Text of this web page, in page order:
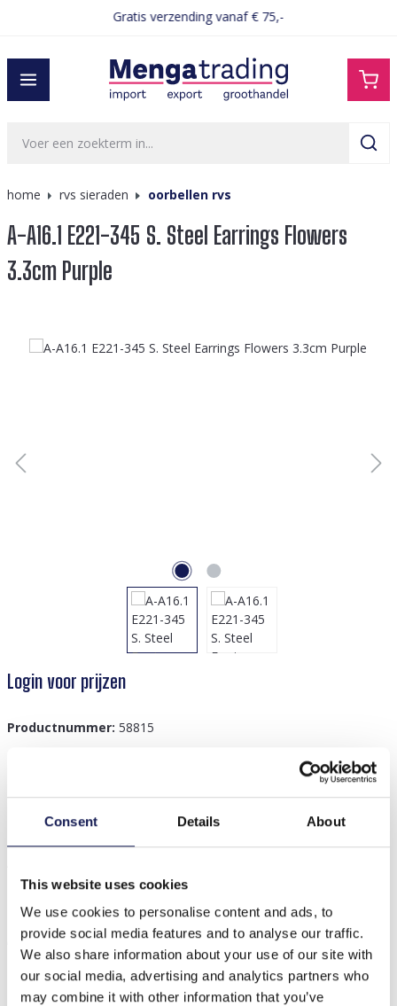
Consent Details About
This website uses cookies
We use cookies to personalise content and ads, to
provide social media features and to analyse our traffic.
We also share information about your use of our site with
our social media, advertising and analytics partners who
may combine it with other information that you’ve
Gratis verzending vanaf € 75,-
home rvs sieraden oorbellen rvs
A-A16.1 E221-345 S. Steel Earrings Flowers
3.3cm Purple
Afbeeldingengalerij overslaan
Login voor prijzen
Productnummer: 58815
Beschrijving
Anderen kochten ook